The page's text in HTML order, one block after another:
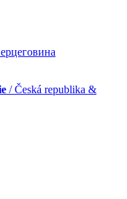
/ Česká republika &